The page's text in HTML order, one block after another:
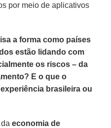
por meio de aplicativos
a forma como países
estão lidando com
os riscos – da
E o que o
brasileira ou
daeconomia de